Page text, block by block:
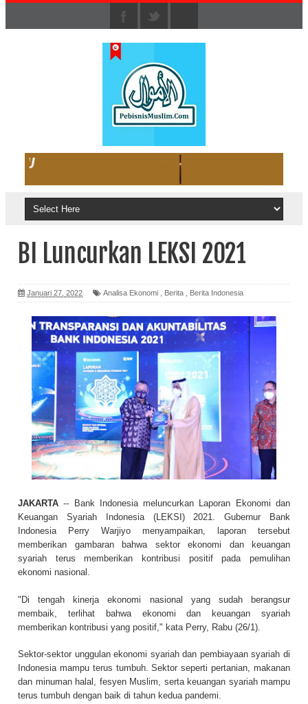
BI Luncurkan LEKSI 2021
Januari 27, 2022 Analisa Ekonomi Berita Berita Indonesia
JAKARTA-- Bank Indonesia meluncurkan Laporan Ekonomi dan
Keuangan Syariah Indonesia (LEKSI) 2021. Gubernur Bank
Indonesia Perry Warjiyo menyampaikan, laporan tersebut
memberikan gambaran bahwa sektor ekonomi dan keuangan
syariah terus memberikan kontribusi positif pada pemulihan
ekonomi nasional.
"Di tengah kinerja ekonomi nasional yang sudah berangsur
membaik, terlihat bahwa ekonomi dan keuangan syariah
memberikan kontribusi yang positif," kata Perry, Rabu (26/1).
Sektor-sektor unggulan ekonomi syariah dan pembiayaan syariah di
Indonesia mampu terus tumbuh. Sektor seperti pertanian, makanan
dan minuman halal, fesyen Muslim, serta keuangan syariah mampu
terus tumbuh dengan baik di tahun kedua pandemi.